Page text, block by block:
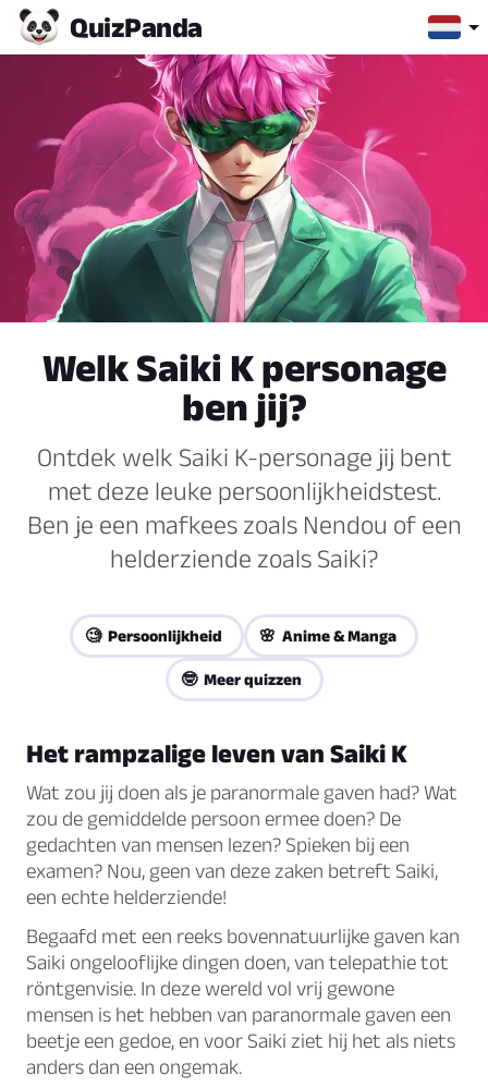
QuizPanda
Welk Saiki K personage
ben jij?
Ontdek welk Saiki K-personage jij bent
met deze leuke persoonlijkheidstest.
Ben je een mafkees zoals Nendou of een
helderziende zoals Saiki?
🧐 Persoonlijkheid 🌸 Anime & Manga
🤓 Meer quizzen
Het rampzalige leven van Saiki K
Wat zou jij doen als je paranormale gaven had? Wat
zou de gemiddelde persoon ermee doen? De
gedachten van mensen lezen? Spieken bij een
examen? Nou, geen van deze zaken betreft Saiki,
een echte helderziende!
Begaafd met een reeks bovennatuurlijke gaven kan
Saiki ongelooflijke dingen doen, van telepathie tot
röntgenvisie. In deze wereld vol vrij gewone
mensen is het hebben van paranormale gaven een
beetje een gedoe, en voor Saiki ziet hij het als niets
anders dan een ongemak.